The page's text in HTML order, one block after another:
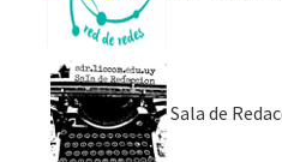
Sala de